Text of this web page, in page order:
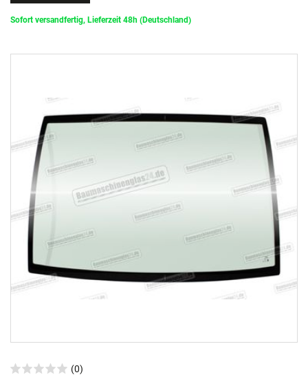
Sofort versandfertig, Lieferzeit 48h (Deutschland)
(0)